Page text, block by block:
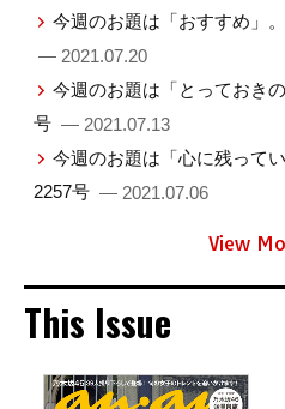
今週のお題は「おすすめ」
— 2021.07.20
今週のお題は「とっておき
号 — 2021.07.13
今週のお題は「心に残って
2257号 — 2021.07.06
View
This Issue